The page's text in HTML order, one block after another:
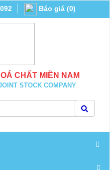
Báo giá (0)
CHẤT MIỀN NAM
STOCK COMPANY